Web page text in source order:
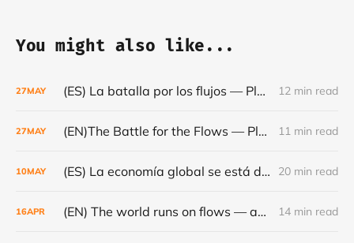
You might also like...
27MAY (ES) La batalla por los flujos — Plataformas, minerales y el frágil orden mundial - Café con Leche — Episodio #24 12 min read
27MAY (EN)The Battle for the Flows — Platforms, Minerals and the Fragile World Order - Café con Leche #Episode 24 11 min read
10MAY (ES) La economía global se está dando la vuelta- Café con Leche #Episodio 23 20 min read
16APR (EN) The world runs on flows — and they are becoming increasingly fragile - Café con Leche #Episode 22 14 min read